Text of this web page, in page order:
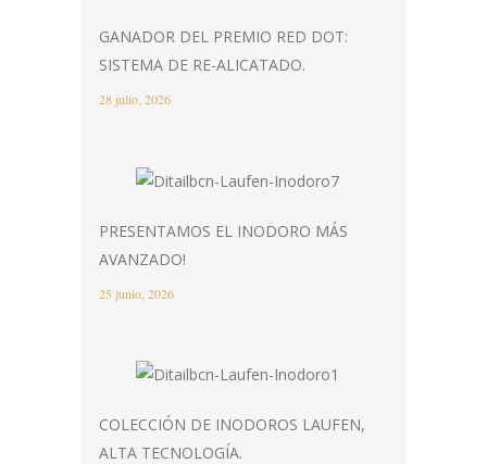
GANADOR DEL PREMIO RED DOT:
SISTEMA DE RE-ALICATADO.
28 julio, 2026
PRESENTAMOS EL INODORO MÁS
AVANZADO!
25 junio, 2026
COLECCIÓN DE INODOROS LAUFEN,
ALTA TECNOLOGÍA.